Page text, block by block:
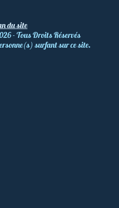
du site
- Tous Droits Réservés
surfant sur ce site.